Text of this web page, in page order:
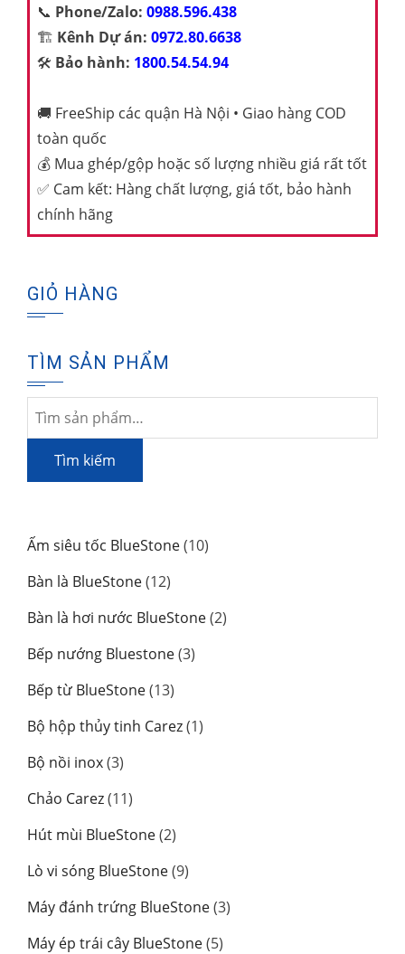
📞 Phone/Zalo: 0988.596.438
🏗️ Kênh Dự án: 0972.80.6638
🛠️ Bảo hành: 1800.54.54.94
🚚 FreeShip các quận Hà Nội • Giao hàng COD
toàn quốc
💰 Mua ghép/gộp hoặc số lượng nhiều giá rất tốt
✅ Cam kết: Hàng chất lượng, giá tốt, bảo hành
chính hãng
GIỎ HÀNG
TÌM SẢN PHẨM
Tìm
kiếm:
Tìm kiếm
Ấm siêu tốc BlueStone 1010
Bàn là BlueStone 1212
Bàn là hơi nước BlueStone 22
Bếp nướng Bluestone 33
Bếp từ BlueStone 1313
phẩm
Bộ hộp thủy tinh Carez 11
Bộ nồi inox 33
phẩm
Chảo Carez 1111
phẩm
Hút mùi BlueStone 22
phẩm
Lò vi sóng BlueStone 99
phẩm
Máy đánh trứng BlueStone 33
Máy ép trái cây BlueStone 55